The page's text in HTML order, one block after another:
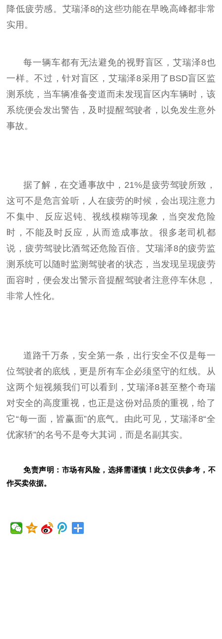
降低疲劳感。艾瑞泽8的这些功能在早晚高峰都非常
实用。
每一辆车都有无法避免的视野盲区，艾瑞泽8也
一样。不过，针对盲区，艾瑞泽8采用了BSD盲区监
测系统，当车辆准备变道而未发现盲区内车辆时，该
系统便会发出警告，及时提醒驾驶者，以免发生意外
事故。
据了解，在交通事故中，21%是疲劳驾驶所致，
这可不是危言耸听，人在疲劳的时候，会出现注意力
不集中、反应迟钝、视线模糊等现象，当突发危险
时，不能及时反应，从而造成事故。很多老司机都
说，疲劳驾驶比酒驾还危险百倍。艾瑞泽8的疲劳监
测系统可以随时监测驾驶者的状态，当发现呈现疲劳
面容时，便会发出警示音提醒驾驶者注意停车休息，
非常人性化。
道路千万条，安全第一条，出行安全不仅是每一
位驾驶者的底线，更是所有车企必须坚守的红线。从
这两个短视频我们可以看到，艾瑞泽8甚至整个奇瑞
对安全的高度重视，也正是这份对品质的重视，给了
它“每一面，皆赢面”的底气。由此可见，艾瑞泽8“全
优家轿”的名号不是夸大其词，而是名副其实。
免责声明：市场有风险，选择需谨慎！此文仅供参考，不
作买卖依据。